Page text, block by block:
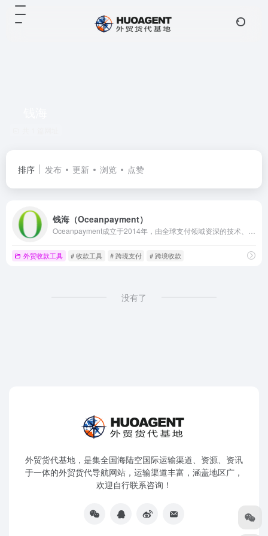
排序 发布 更新 浏览 点赞
钱海（Oceanpayment）
外贸收款工具 # 收款工具 # 跨境支付 # 跨境收款
没有了
外贸货代基地，是集全国海陆空国际运输渠道、资源、资讯
于一体的外贸货代导航网站，运输渠道丰富，涵盖地区广，
欢迎自行联系咨询！